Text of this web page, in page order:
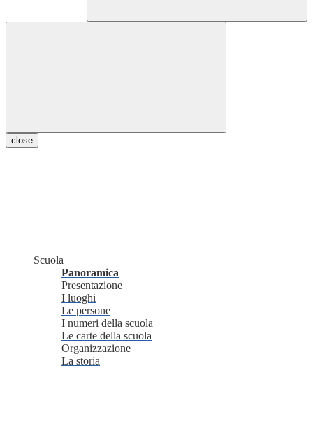
close
Scuola
Panoramica
Presentazione
I luoghi
Le persone
I numeri della scuola
Le carte della scuola
Organizzazione
La storia